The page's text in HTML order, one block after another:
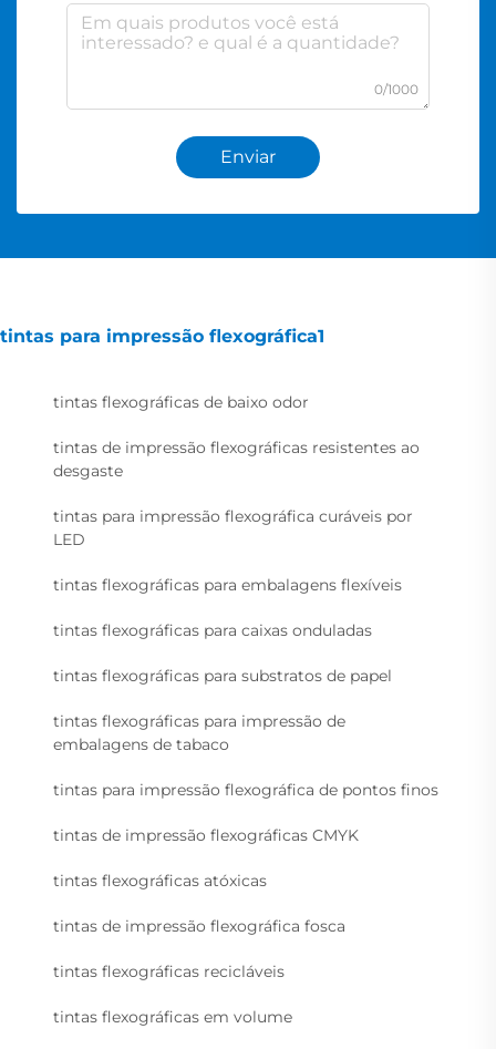
0/1000
Enviar
tintas para impressão flexográfica1
tintas flexográficas de baixo odor
tintas de impressão flexográficas resistentes ao
desgaste
tintas para impressão flexográfica curáveis por
LED
tintas flexográficas para embalagens flexíveis
tintas flexográficas para caixas onduladas
tintas flexográficas para substratos de papel
tintas flexográficas para impressão de
embalagens de tabaco
tintas para impressão flexográfica de pontos finos
tintas de impressão flexográficas CMYK
tintas flexográficas atóxicas
tintas de impressão flexográfica fosca
tintas flexográficas recicláveis
tintas flexográficas em volume